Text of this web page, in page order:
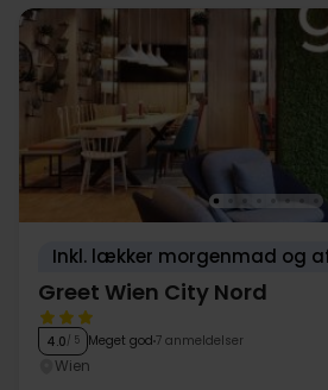
Inkl. lækker morgenmad og
Greet Wien City Nord
4.0/ 5 Meget god 7 anmeldelser
Wien